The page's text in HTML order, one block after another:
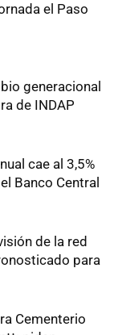
el Paso
generacional
de INDAP
cae al 3,5%
Banco Central
de la red
para
Cementerio